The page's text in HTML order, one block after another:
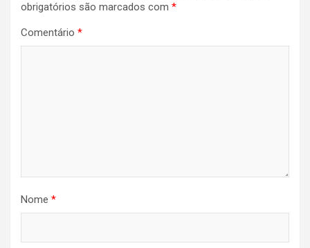
obrigatórios são marcados com *
Comentário *
Nome *